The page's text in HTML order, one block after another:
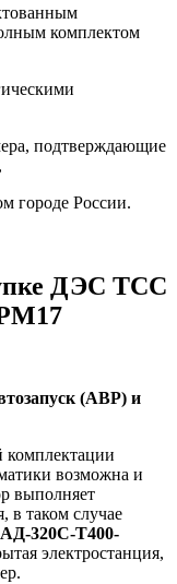
комплектом
подтверждающие
городе России.
ДЭС ТСС
(АВР) и
комплектации
возможна и
выполняет
в таком случае
320С-Т400-
электростанция,